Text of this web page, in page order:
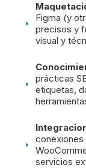
Figma (y
precisos y
visual y
prácticas
etiquetas,
conexiones
servicios